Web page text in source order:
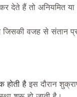
देते हैं तो अनियमित
वजह से संतान
होती हैइस दौरान